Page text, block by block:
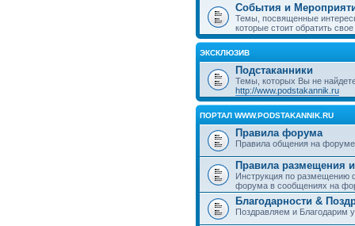
События и
Темы, посвященные
которые стоит обратить
ЭКСКЛЮЗИВ
Подстаканники
Темы, которых Вы не
http://www.podstakannik.ru
ПОРТАЛ WWW.PODSTAKANNIK.RU
Правила форума
Правила общения на форуме
Правила размещения
Инструкция по размещению
форума в сообщениях на
Благодарности &
Поздравляем и Благодарим